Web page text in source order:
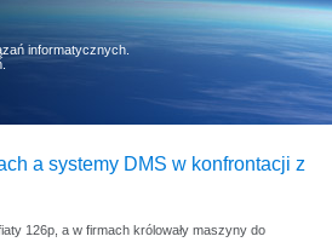
informatycznych.
a systemy DMS w konfrontacji z
126p, a w firmach królowały maszyny do